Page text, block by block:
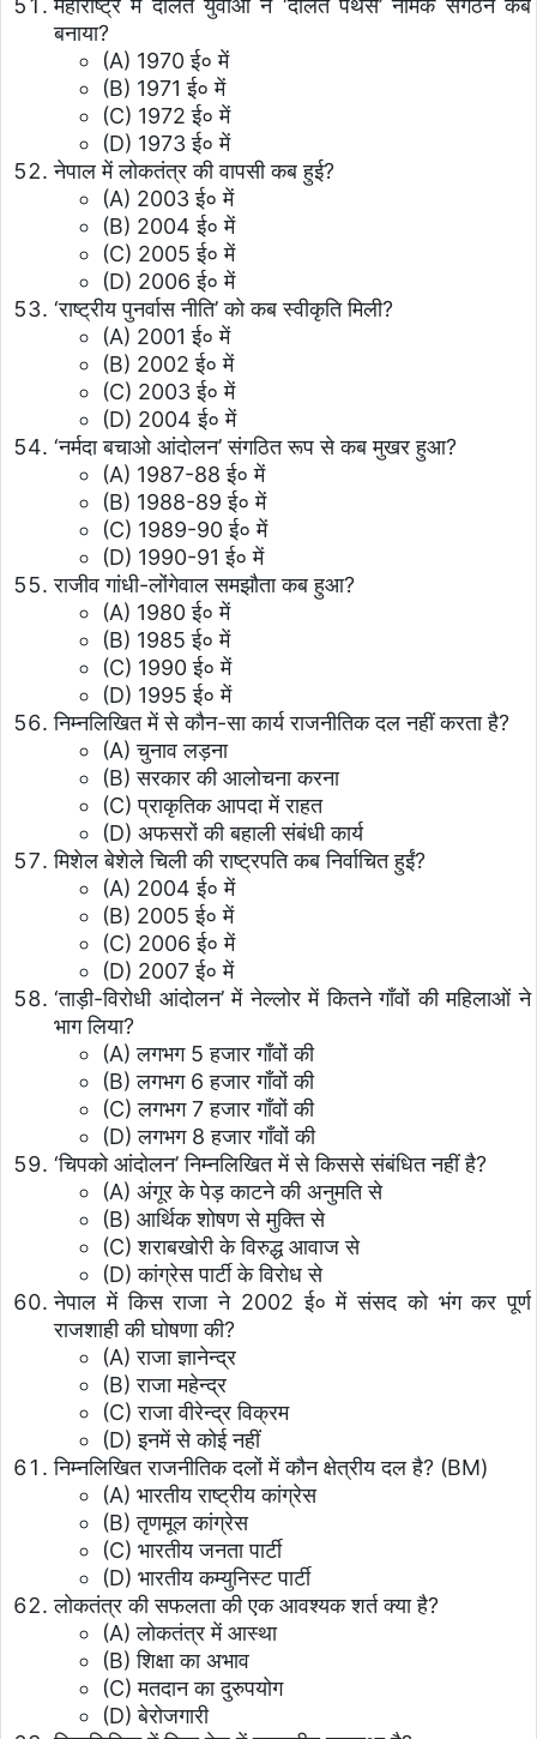
बनाया?
(A) 1970 ई० में
(B) 1971 ई० में
(C) 1972 ई० में
(D) 1973 ई० में
नेपाल में लोकतंत्र की वापसी कब हुई?
(A) 2003 ई० में
(B) 2004 ई० में
(C) 2005 ई० में
(D) 2006 ई० में
‘राष्ट्रीय पुनर्वास नीति’ को कब स्वीकृति मिली?
(A) 2001 ई० में
(B) 2002 ई० में
(C) 2003 ई० में
(D) 2004 ई० में
‘नर्मदा बचाओ आंदोलन’ संगठित रूप से कब मुखर हुआ?
(A) 1987-88 ई० में
(B) 1988-89 ई० में
(C) 1989-90 ई० में
(D) 1990-91 ई० में
राजीव गांधी-लोंगेवाल समझौता कब हुआ?
(A) 1980 ई० में
(B) 1985 ई० में
(C) 1990 ई० में
(D) 1995 ई० में
निम्नलिखित में से कौन-सा कार्य राजनीतिक दल नहीं करता है?
(A) चुनाव लड़ना
(B) सरकार की आलोचना करना
(C) प्राकृतिक आपदा में राहत
(D) अफसरों की बहाली संबंधी कार्य
मिशेल बेशेले चिली की राष्ट्रपति कब निर्वाचित हुईं?
(A) 2004 ई० में
(B) 2005 ई० में
(C) 2006 ई० में
(D) 2007 ई० में
‘ताड़ी-विरोधी आंदोलन’ में नेल्लोर में कितने गाँवों की महिलाओं ने
भाग लिया?
(A) लगभग 5 हजार गाँवों की
(B) लगभग 6 हजार गाँवों की
(C) लगभग 7 हजार गाँवों की
(D) लगभग 8 हजार गाँवों की
‘चिपको आंदोलन’ निम्नलिखित में से किससे संबंधित नहीं है?
(A) अंगूर के पेड़ काटने की अनुमति से
(B) आर्थिक शोषण से मुक्ति से
(C) शराबखोरी के विरुद्ध आवाज से
(D) कांग्रेस पार्टी के विरोध से
नेपाल में किस राजा ने 2002 ई० में संसद को भंग कर पूर्ण
राजशाही की घोषणा की?
(A) राजा ज्ञानेन्द्र
(B) राजा महेन्द्र
(C) राजा वीरेन्द्र विक्रम
(D) इनमें से कोई नहीं
निम्नलिखित राजनीतिक दलों में कौन क्षेत्रीय दल है? (BM)
(A) भारतीय राष्ट्रीय कांग्रेस
(B) तृणमूल कांग्रेस
(C) भारतीय जनता पार्टी
(D) भारतीय कम्युनिस्ट पार्टी
लोकतंत्र की सफलता की एक आवश्यक शर्त क्या है?
(A) लोकतंत्र में आस्था
(B) शिक्षा का अभाव
(C) मतदान का दुरुपयोग
(D) बेरोजगारी